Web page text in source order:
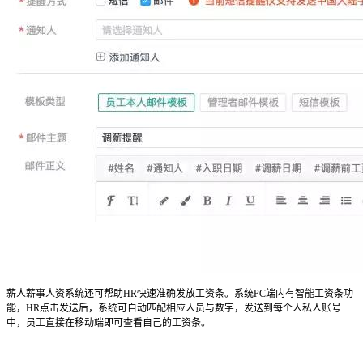
薪人薪事人资系统还可帮助HR快速准确发放工资条。系统PC端内有智能工资条功
能，HR点击发送后，系统可自动匹配相应人员与数字，发送到每个人私人账号
中，员工直接在移动端即可查看自己的工资条。